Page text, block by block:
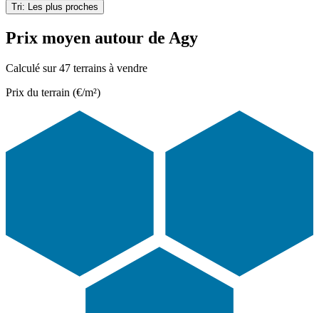
Tri: Les plus proches
Prix moyen autour de Agy
Calculé sur 47 terrains à vendre
Prix du terrain (€/m²)